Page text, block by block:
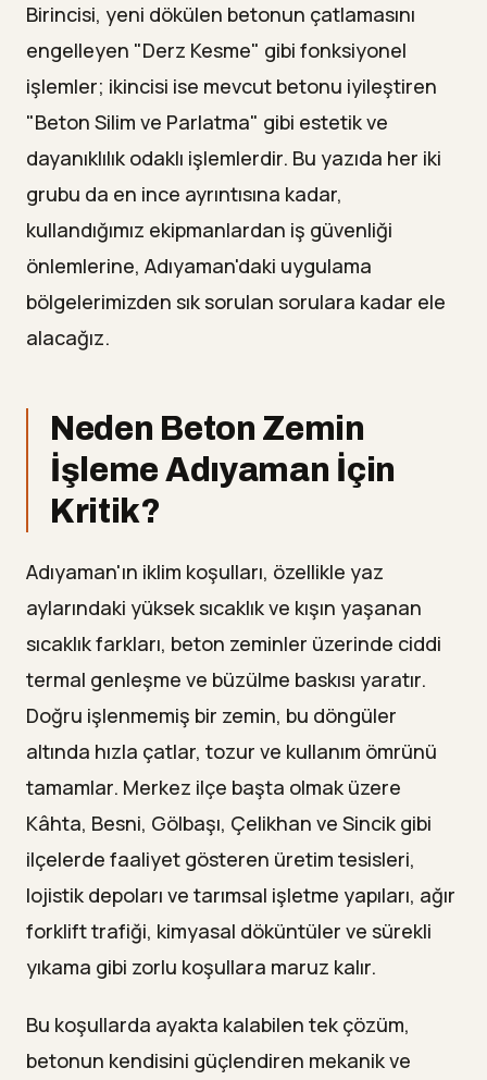
Birincisi, yeni dökülen betonun çatlamasını
engelleyen "Derz Kesme" gibi fonksiyonel
işlemler; ikincisi ise mevcut betonu iyileştiren
"Beton Silim ve Parlatma" gibi estetik ve
dayanıklılık odaklı işlemlerdir. Bu yazıda her iki
grubu da en ince ayrıntısına kadar,
kullandığımız ekipmanlardan iş güvenliği
önlemlerine, Adıyaman'daki uygulama
bölgelerimizden sık sorulan sorulara kadar ele
alacağız.
Neden Beton Zemin
İşleme Adıyaman İçin
Kritik?
Adıyaman'ın iklim koşulları, özellikle yaz
aylarındaki yüksek sıcaklık ve kışın yaşanan
sıcaklık farkları, beton zeminler üzerinde ciddi
termal genleşme ve büzülme baskısı yaratır.
Doğru işlenmemiş bir zemin, bu döngüler
altında hızla çatlar, tozur ve kullanım ömrünü
tamamlar. Merkez ilçe başta olmak üzere
Kâhta, Besni, Gölbaşı, Çelikhan ve Sincik gibi
ilçelerde faaliyet gösteren üretim tesisleri,
lojistik depoları ve tarımsal işletme yapıları, ağır
forklift trafiği, kimyasal döküntüler ve sürekli
yıkama gibi zorlu koşullara maruz kalır.
Bu koşullarda ayakta kalabilen tek çözüm,
betonun kendisini güçlendiren mekanik ve